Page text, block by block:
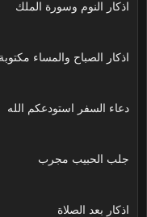
اذكار النوم وسورة الملك
اذكار الصباح والمساء
دعاء السفر استودعكم الله
جلب الحبيب مجرب
اذكار بعد الصلاة